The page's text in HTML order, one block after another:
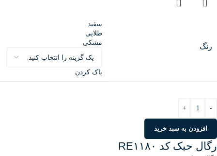
رنگ
سفید
طلایی
مشکی
پاک کردن
-
+
افزودن به سبد خرید
رگال حبک کد RE۱۱۸۰